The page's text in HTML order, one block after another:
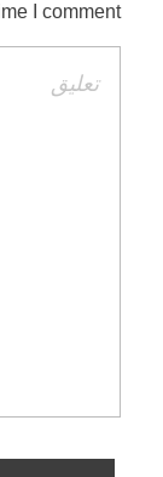
I comment.